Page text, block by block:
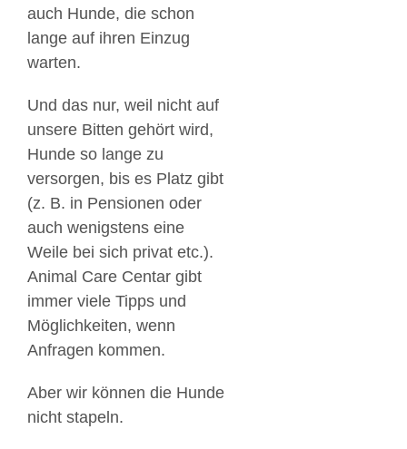
auch Hunde, die schon
lange auf ihren Einzug
warten.
Und das nur, weil nicht auf
unsere Bitten gehört wird,
Hunde so lange zu
versorgen, bis es Platz gibt
(z. B. in Pensionen oder
auch wenigstens eine
Weile bei sich privat etc.).
Animal Care Centar gibt
immer viele Tipps und
Möglichkeiten, wenn
Anfragen kommen.
Aber wir können die Hunde
nicht stapeln.